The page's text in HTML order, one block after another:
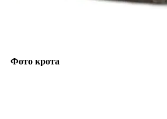
Фото крота